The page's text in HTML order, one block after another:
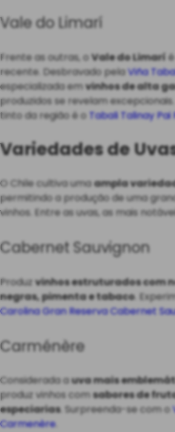
Vale do Limarí
Frente as outras, oVale do Limarí
recente. Desbravado pelaViña
especializada emvinhos de alta
produzidos se revelam
tinto da região é o Tabali Talinay Pai
Variedades de
O Chile cultiva umaampla
permitindo a produção de uma
vinhos. Entre as uvas, as mais
Cabernet Sauvignon
Produz vinhos estruturados com
negras, pimenta e tabaco.
Carolina Gran Reserva Cabernet
Carménère
Considerada auva mais
produz vinhos comsabores de
especiarias. Surpreenda-se com o
Carmenère.